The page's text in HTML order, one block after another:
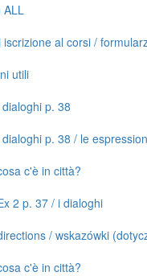
ALL
al corsi /
utili
p. 38
p. 38 / le
c'è in città?
2 p. 37 / i dialoghi
/ wskazówki
c'è in città?